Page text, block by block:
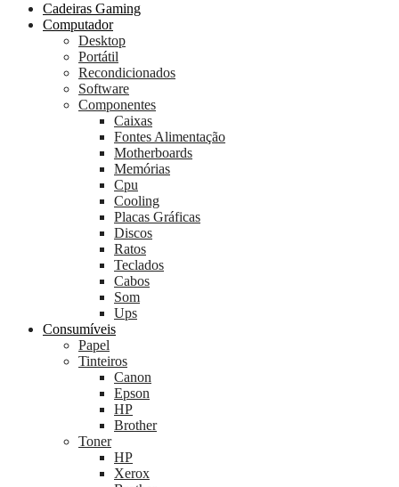
Cadeiras Gaming
Computador
Desktop
Portátil
Recondicionados
Software
Componentes
Caixas
Fontes Alimentação
Motherboards
Memórias
Cpu
Cooling
Placas Gráficas
Discos
Ratos
Teclados
Cabos
Som
Ups
Consumíveis
Papel
Tinteiros
Canon
Epson
HP
Brother
Toner
HP
Xerox